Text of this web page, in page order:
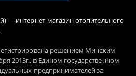
— интернет-магазин отопительного
решением Минским
2013г., в Едином государственном
предпринимателей за